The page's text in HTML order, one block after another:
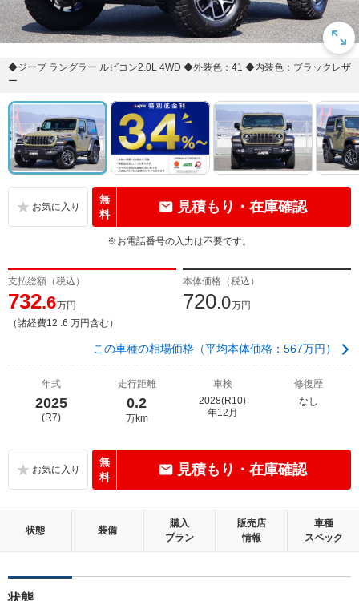
◆ジープ ラングラー ルビコン2.0L 4WD ◆外装色：41 ◆内装色：ブラックレザ
ー
無
料
見積もり・在庫確認
※お電話番号の入力は不要です。
支払総額（税込）
732.6万円
（諸経費12 .6 万円含む）
本体価格（税込）
720.0万円
この車種の相場価格（平均本体価格：567万円）
年式
2025
(R7)
走行距離
0.2
万km
車検
2028(R10)
年12月
修復歴
なし
無
料
見積もり・在庫確認
状態 装備
購入
プラン
販売店
情報
車種
スペック
状態